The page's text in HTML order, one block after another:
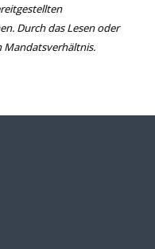
Durch das Lesen oder
Mandatsverhältnis.